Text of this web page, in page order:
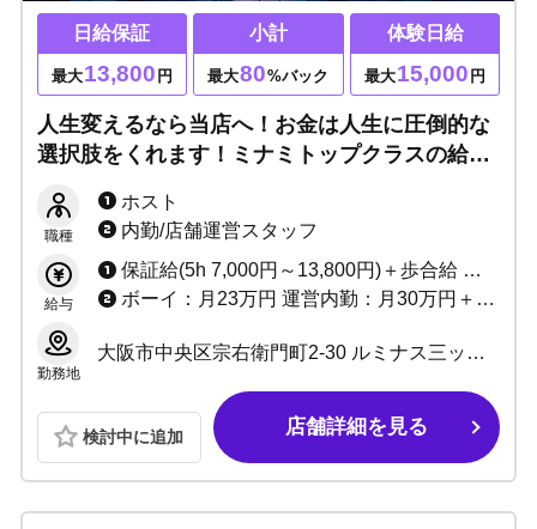
日給保証
最大13,800 円
小計
最大80%バック
体験日給
最大15,000 円
人生変えるなら当店へ！お金は人生に圧倒的な
選択肢をくれます！ミナミトップクラスの給料
を歩みましょう！！
職種
ホスト
内勤/店舗運営スタッフ
給与
保証給(5h 7,000円～13,800円)＋歩合給 ※バック率60～90%!! +功労金+ボーナス多数 （新人さんがとりやすいボーナスをたくさん用意しています）
ボーイ：月23万円 運営内勤：月30万円＋能力給＋ボーナス
勤務地
大阪市中央区宗右衛門町2-30 ルミナス三ッ寺3F
検討中に追加 店舗詳細を見る